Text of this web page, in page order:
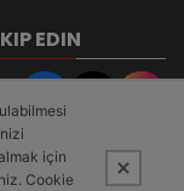
EDIN
için
Cookie